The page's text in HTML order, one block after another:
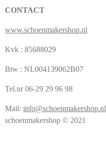
CONTACT
www.schoenmakershop.nl
Kvk : 85688029
Btw : NL004139062B07
Tel.nr 06-29 29 96 98
Mail: info@schoenmakershop.nl
schoenmakershop © 2021